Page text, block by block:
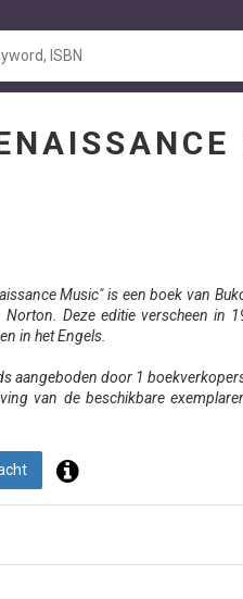
Music" is een boek van
Norton. Deze editie verscheen in
in het Engels.
aangeboden door 1
van de beschikbare